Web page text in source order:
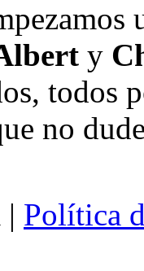
y
todos
no
Política